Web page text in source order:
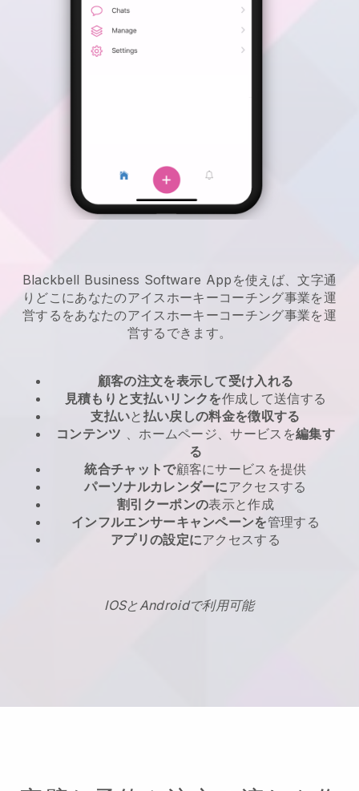
Blackbell Business Software Appを使えば、文字通
りどこにあなたのアイスホーキーコーチング事業を運
営する をあなたのアイスホーキーコーチング事業を運
営する できます。
顧客の注文を表示して受け入れる
見積もりと支払いリンクを作成して送信する
支払いと 払い戻しの料金を徴収する
コンテンツ 、ホームページ、サービスを編集す
る
統合チャットで顧客にサービスを提供
パーソナルカレンダーにアクセスする
割引クーポンの表示と作成
インフルエンサーキャンペーンを管理する
アプリの設定にアクセスする
IOSとAndroidで利用可能